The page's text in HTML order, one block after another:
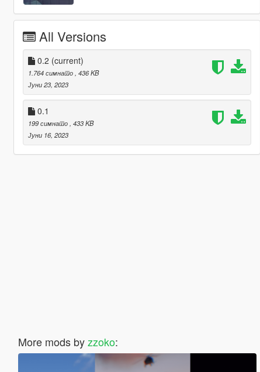
All Versions
0.2 (current)
1.764 симнато , 436 KB
Јуни 23, 2023
0.1
199 симнато , 433 KB
Јуни 16, 2023
More mods byzzoko: